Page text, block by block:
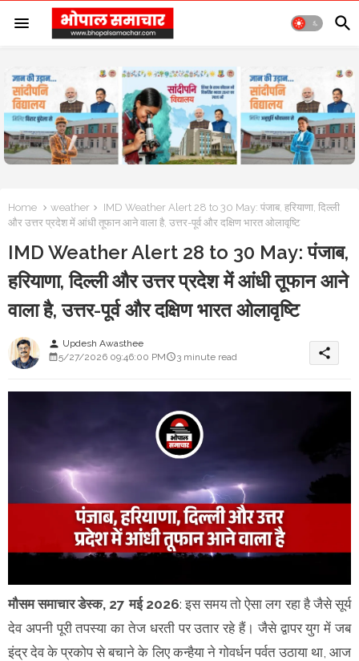
Home weather
IMD Weather Alert 28 to 30 May: पंजाब, हरियाणा, दिल्ली
और उत्तर प्रदेश में आंधी तूफान आने वाला है, उत्तर-पूर्व और दक्षिण भारत ओलावृष्टि
IMD Weather Alert 28 to 30 May: पंजाब,
हरियाणा, दिल्ली और उत्तर प्रदेश में आंधी तूफान आने
वाला है, उत्तर-पूर्व और दक्षिण भारत ओलावृष्टि
person Updesh Awasthee
5/27/2026 09:46:00 PM
3 minute read share
मौसम समाचार डेस्क, 27 मई 2026: इस समय तो ऐसा लग रहा है जैसे सूर्य
देव अपनी पूरी तपस्या का तेज धरती पर उतार रहे हैं। जैसे द्वापर युग में जब
इंद्र देव के प्रकोप से बचाने के लिए कन्हैया ने गोवर्धन पर्वत उठाया था, आज